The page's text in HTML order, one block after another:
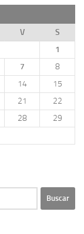
V
S
1
7
8
14
15
21
22
28
29